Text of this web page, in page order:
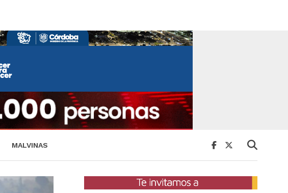
MALVINAS